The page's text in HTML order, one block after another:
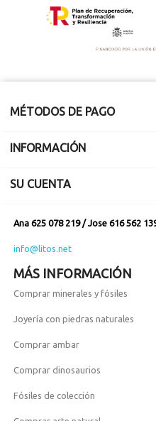
MÉTODOS DE PAGO
INFORMACIÓN
SU CUENTA
Ana 625 078 219 / Jose 616 562
info@litos.net
MÁS INFORMACIÓN
Comprar minerales y fósiles
Joyería con piedras naturales
Comprar ambar
Comprar dinosaurios
Fósiles de colección